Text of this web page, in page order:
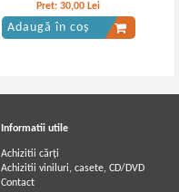
Pret:30,00 Lei
Adaugă în coș
Informatii utile
Achizitii cărți
Achizitii viniluri, casete, CD/DVD
Contact